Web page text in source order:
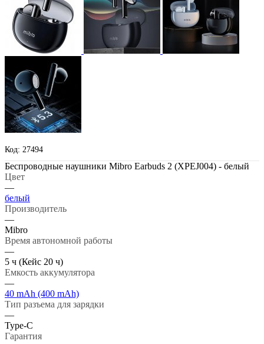
Код: 27494
Беспроводные наушники Mibro Earbuds 2 (XPEJ004) - белый
Цвет
—
белый
Производитель
—
Mibro
Время автономной работы
—
5 ч (Кейс 20 ч)
Емкость аккумулятора
—
40 mAh (400 mAh)
Тип разъема для зарядки
—
Type-C
Гарантия